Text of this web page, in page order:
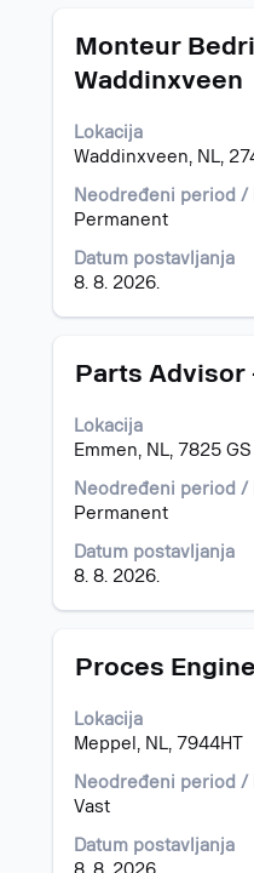
Naslov
Monteur
Waddinxveen
Lokacija
Waddinxveen, NL,
Neodređeni period /
Permanent
Datum postavljanja
8. 8. 2026.
Izaberite
razmaknicom
biste
prikazali
celokupan
sadržaj
o
poslu.
Naslov
Parts Advisor
Lokacija
Emmen, NL, 7825 GS
Neodređeni period /
Permanent
Datum postavljanja
8. 8. 2026.
Izaberite
razmaknicom
da
prikazali
celokupan
informacija
o
poslu.
Naslov
Proces
Lokacija
Meppel, NL, 7944HT
Neodređeni period /
Vast
Datum postavljanja
Izaberite
razmaknicom
da
biste
prikazali
celokupan
informacija